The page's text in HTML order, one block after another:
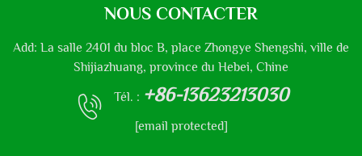
NOUS CONTACTER
Add: La salle 2401 du bloc B, place Zhongye Shengshi, ville de
Shijiazhuang, province du Hebei, Chine
Tél. : +86-13623213030
[email protected]